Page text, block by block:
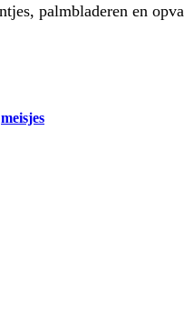
palmbladeren en
meisjes